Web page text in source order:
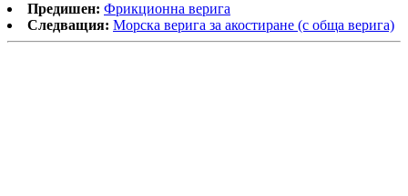
Предишен: Фрикционна верига
Следващия: Морска верига за акостиране (с обща верига)